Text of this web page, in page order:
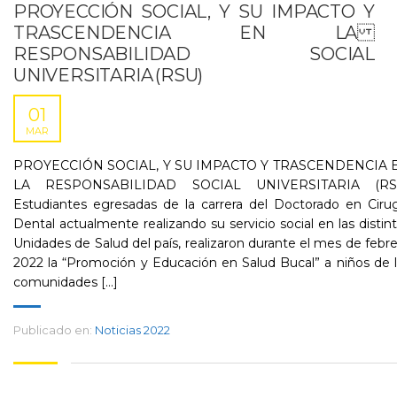
PROYECCIÓN SOCIAL, Y SU IMPACTO Y
TRASCENDENCIA EN LA
RESPONSABILIDAD SOCIAL
UNIVERSITARIA (RSU)
01
MAR
PROYECCIÓN SOCIAL, Y SU IMPACTO Y TRASCENDENCIA
LA RESPONSABILIDAD SOCIAL UNIVERSITARIA
Estudiantes egresadas de la carrera del Doctorado en
Dental actualmente realizando su servicio social en las
Unidades de Salud del país, realizaron durante el mes de
2022 la “Promoción y Educación en Salud Bucal” a niños de
comunidades [...]
Publicado en: Noticias 2022